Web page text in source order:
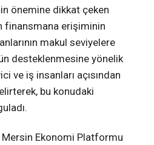
önemine dikkat çeken
finansmana erişiminin
makul seviyelere
desteklenmesine yönelik
ve iş insanları açısından
bu konudaki
Mersin Ekonomi Platformu